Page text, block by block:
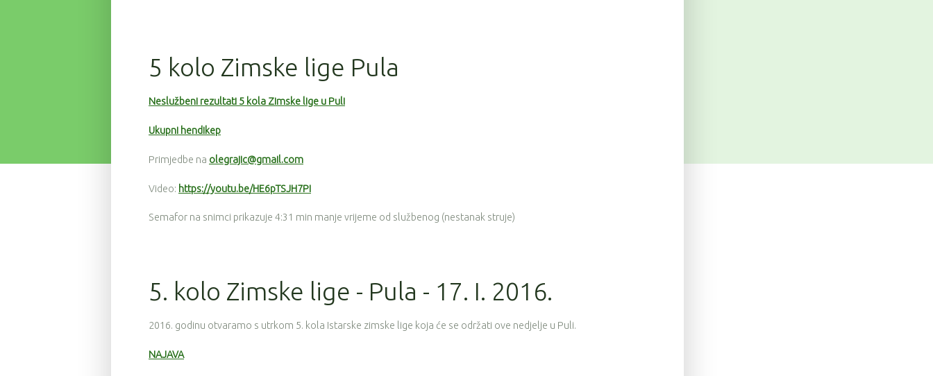
5 kolo Zimske lige Pula
Neslužbeni rezultati 5 kola Zimske lige u Puli
Ukupni hendikep
Primjedbe na olegrajic@gmail.com
Video: https://youtu.be/HE6pTSJH7PI
Semafor na snimci prikazuje 4:31 min manje vrijeme od službenog (nestanak struje)
5. kolo Zimske lige - Pula - 17. I. 2016.
2016. godinu otvaramo s utrkom 5. kola Istarske zimske lige koja će se održati ove nedjelje u Puli.
NAJAVA